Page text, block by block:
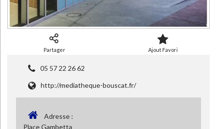
Partager Ajout Favori
05 57 22 26 62
http://mediatheque-bouscat.fr/
Adresse :
Place Gambetta